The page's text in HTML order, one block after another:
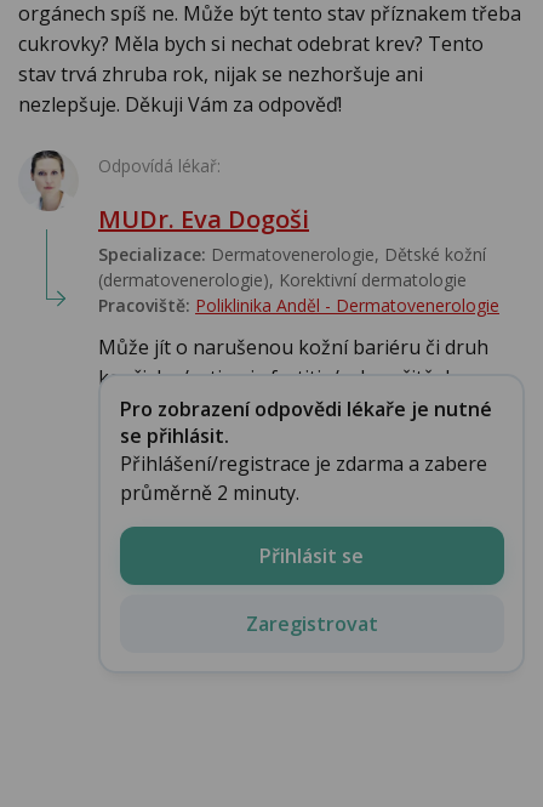
orgánech spíš ne. Může být tento stav příznakem třeba
cukrovky? Měla bych si nechat odebrat krev? Tento
stav trvá zhruba rok, nijak se nezhoršuje ani
nezlepšuje. Děkuji Vám za odpověď!
Odpovídá lékař:
MUDr. Eva Dogoši
Specializace: Dermatovenerologie, Dětské kožní
(dermatovenerologie), Korektivní dermatologie
Pracoviště: Poliklinika Anděl - Dermatovenerologie
Může jít o narušenou kožní bariéru či druh
kopřivky /urticaria factitia/, ale určitě dopo...
Pro zobrazení odpovědi lékaře je nutné
se přihlásit.
Přihlášení/registrace je zdarma a zabere
průměrně 2 minuty.
Přihlásit se
Zaregistrovat